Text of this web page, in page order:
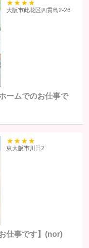
せ等の配信・送付
ビス利用企業等への個人
に基づく広告・コンテン
マーケティング活動
の確認・回答
得ずに個人情報を第三者に
たうえで、ユーザーの同
した情報（サービス利用
らゆる行動履歴に該当す
必要な範囲の情報項目と
方法による送付または送
しない範囲で、ユーザー
ームでのお仕事で
39
大阪市此花区四貫島2‐26
仕事です】(nor)
39
東大阪市川田2